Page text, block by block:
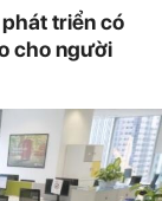
triển có
cho người